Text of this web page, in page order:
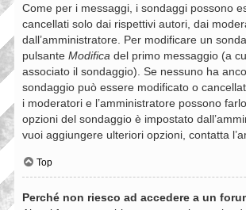
Come per i messaggi, i sondaggi possono
cancellati solo dai rispettivi autori, dai
dall’amministratore. Per modificare un
pulsante Modifica del primo messaggio (a
associato il sondaggio). Se nessuno ha
sondaggio può essere modificato o
i moderatori e l’amministratore possono
opzioni del sondaggio è impostato
vuoi aggiungere ulteriori opzioni, contatta
Top
Perché non riesco ad accedere a un